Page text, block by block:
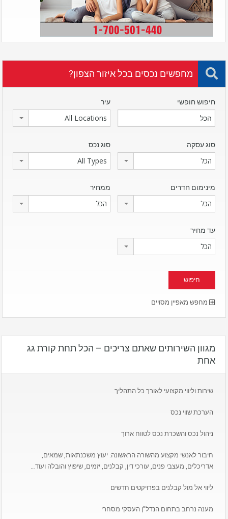
מחפשים נכסים בכל איזור הצפון?
חיפוש חופשי עיר
All Locations
סוג עסקה
הכל
סוג נכס
All Types
מינימום חדרים
הכל
ממחיר
הכל
עד מחיר
הכל
מחפש מאפיין מסויים
מגוון השירותים שאתם צריכים – הכל תחת קורת גג
אחת
שירות וליווי מקצועי לאורך כל התהליך
הערכת שווי נכס
ניהול נכס והשכרת נכס לטווח ארוך
חיבור לאנשי מקצוע מהשורה הראשונה: יעוץ משכנתאות, שמאים,
אדריכלים, מעצבי פנים, עורכי דין, קבלנים, יזמים, שיפוץ והובלה ועוד…
ליווי אל מול קבלנים בפרויקטים חדשים
מענה נרחב בתחום הנדל”ן העסקי מסחרי